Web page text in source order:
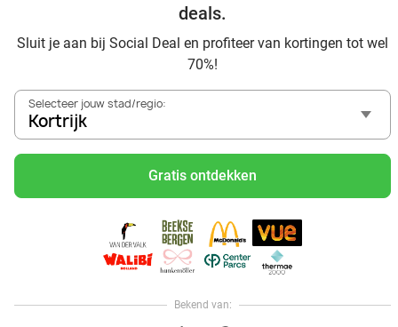
deals.
Sluit je aan bij Social Deal en profiteer van kortingen tot wel
70%!
Selecteer jouw stad/regio:
Kortrijk
Gratis ontdekken
Bekend van:
beste dierentuin van Europa
Ontdek de beste restaurants in Kortrijk via Social Deal
Voordelig sushi scoren? Ontdek de beste sushi restaurants
in Kortrijk en omgeving
Schoonheidsspecialisten in Kortrijk: voordelige
beautydeals
Schoonheidssalons in Kortrijk: voordelige beauty-
arrangementen
Met korting zwemmen bij zwembaden in regio Kortrijk
Ontdek voordelige escaperooms in Kortrijk
Met korting karten in regio Kortrijk